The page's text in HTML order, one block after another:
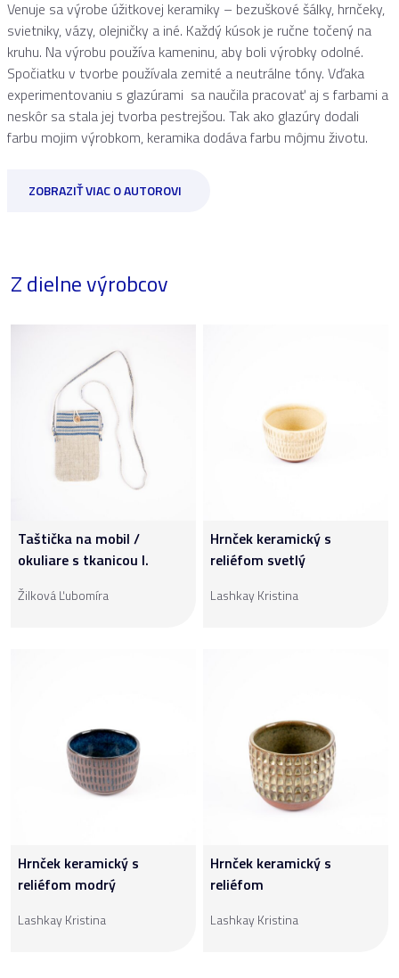
Venuje sa výrobe úžitkovej keramiky – bezuškové šálky, hrnčeky,
svietniky, vázy, olejničky a iné. Každý kúsok je ručne točený na
kruhu. Na výrobu používa kameninu, aby boli výrobky odolné.
Spočiatku v tvorbe používala zemité a neutrálne tóny. Vďaka
experimentovaniu s glazúrami sa naučila pracovať aj s farbami a
neskôr sa stala jej tvorba pestrejšou. Tak ako glazúry dodali
farbu mojim výrobkom, keramika dodáva farbu môjmu životu.
ZOBRAZIŤ VIAC O AUTOROVI
Z dielne výrobcov
Taštička na mobil /
okuliare s tkanicou I.
Žilková Ľubomíra
Hrnček keramický s
reliéfom svetlý
Lashkay Kristina
Hrnček keramický s
reliéfom modrý
Lashkay Kristina
Hrnček keramický s
reliéfom
Lashkay Kristina